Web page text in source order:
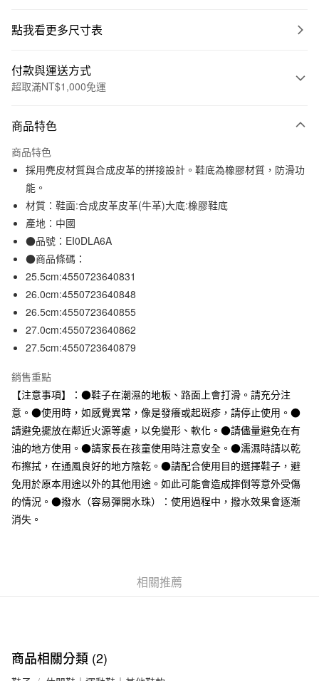
點我看更多尺寸表
付款與運送方式
超取滿NT$1,000免運
信用卡一次付款
信用卡分期付款
3 期 0 利率 每期
合作金庫商業銀行
第一商業銀行
華南商業銀行
上海商業儲蓄銀行
臺灣中小企業銀行
匯豐（台灣）商業銀行
聯邦商業銀行
元大商業銀行
玉山商業銀行
台灣樂天信用卡公司
超商取貨付款
LINE Pay
Apple Pay
街口支付
悠遊付
運送方式
全家取貨付款
每筆NT$65，滿NT$1,000(含以上)免運費
付款後全家取貨
每筆NT$65，滿NT$1,000(含以上)免運費
7-11取貨付款
每筆NT$65，滿NT$1,000(含以上)免運費
付款後7-11取貨
每筆NT$150，滿NT$2,000(含以上)免運費
商品特色
商品特色
採用麂皮材質與合成皮革的拼接設計。鞋底為橡膠材質，防滑功
能。
材質：鞋面:合成皮革皮革(牛革)大底:橡膠鞋底
產地：中國
●品號：EI0DLA6A
●商品條碼：
25.5cm:4550723640831
26.0cm:4550723640848
26.5cm:4550723640855
27.0cm:4550723640862
27.5cm:4550723640879
銷售重點
【注意事項】：●鞋子在潮濕的地板、路面上會打滑。請充分注
意。●使用時，如感覺異常，像是發癢或起斑疹，請停止使用。●
請避免擺放在鄰近火源等處，以免變形、軟化。●請儘量避免在有
油的地方使用。●請家長在孩童使用時注意安全。●濡濕時請以乾
布擦拭，在通風良好的地方陰乾。●請配合使用目的選擇鞋子，避
免用於原本用途以外的其他用途。如此可能會造成摔倒等意外受傷
的情況。●撥水（容易彈開水珠）：使用過程中，撥水效果會逐漸
消失。
相關推薦
商品相關分類 (2)